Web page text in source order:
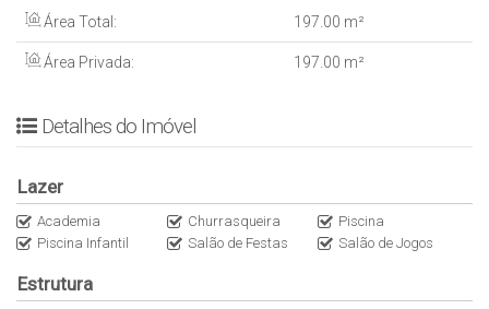
- Brinquedoteca⁠
- Salão de festas
- ⁠Piscina adulto e infantil
- Área Privativa: 197 m2
- ⁠Condomínio: R$ 1.300,00
- ⁠Forma de visita: Marcar com antecedência, chaves em outra
imobiliária
• 50% de entrada e saldo negociável
Área Total: 197 .00 m²
Área Privada: 197 .00 m²
Detalhes do Imóvel
Lazer
Academia Churrasqueira
Piscina
Piscina Infantil
Salão de Festas Salão de Jogos
Estrutura